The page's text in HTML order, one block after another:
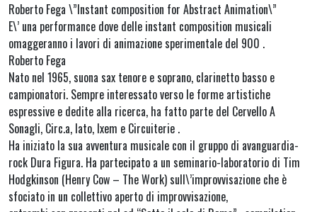
Roberto Fega \”Instant composition for Abstract Animation\”
E\’ una performance dove delle instant composition musicali
omaggeranno i lavori di animazione sperimentale del 900 .
Roberto Fega
Nato nel 1965, suona sax tenore e soprano, clarinetto basso e
campionatori. Sempre interessato verso le forme artistiche
espressive e dedite alla ricerca, ha fatto parte del Cervello A
Sonagli, Circ.a, Iato, Ixem e Circuiterie .
Ha iniziato la sua avventura musicale con il gruppo di avanguardia-
rock Dura Figura. Ha partecipato a un seminario-laboratorio di Tim
Hodgkinson (Henry Cow – The Work) sull\’improvvisazione che è
sfociato in un collettivo aperto di improvvisazione,